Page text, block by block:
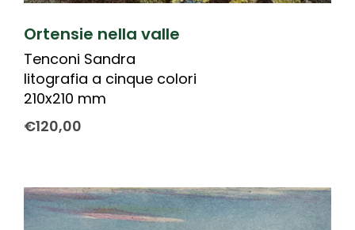
Ortensie nella valle
Tenconi Sandra
litografia a cinque colori
210x210 mm
€120,00